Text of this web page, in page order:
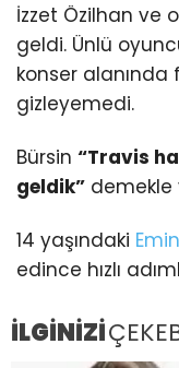
İzzet Özilhan ve
geldi. Ünlü
konser alanında
gizleyemedi.
Bürsin “Travis
geldik” demekle
14 yaşındaki
edince hızlı
İLGİNİZİ